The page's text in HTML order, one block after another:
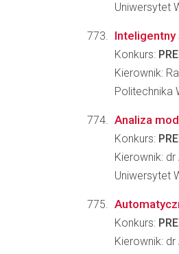
Uniwersytet
Konkurs:
Kierownik:
Politechnika
Analiza
Konkurs:
Kierownik:
Uniwersytet
Konkurs:
Kierownik: